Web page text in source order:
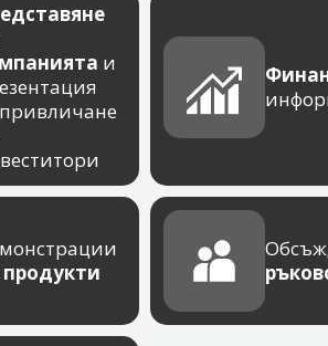
и
продукти